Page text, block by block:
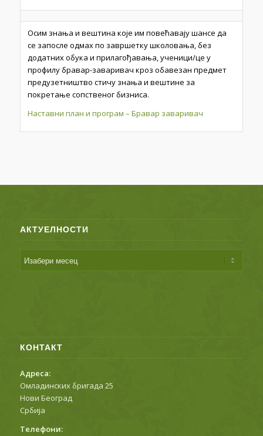
Осим знања и вештина које им повећавају шансе да
се запосле одмах по завршетку школовања, без
додатних обука и прилаго­ђавања, ученици/це у
профилу бравар-заваривач кроз обавезан предмет
предузетништво стичу знања и вештине за
покретање сопственог бизниса.
Наставни план и програм – Бравар заваривач
АКТУЕЛНОСТИ
КОНТАКТ
Адреса:
Омладинских бригада 25
Нови Београд
Србија
Телефони: